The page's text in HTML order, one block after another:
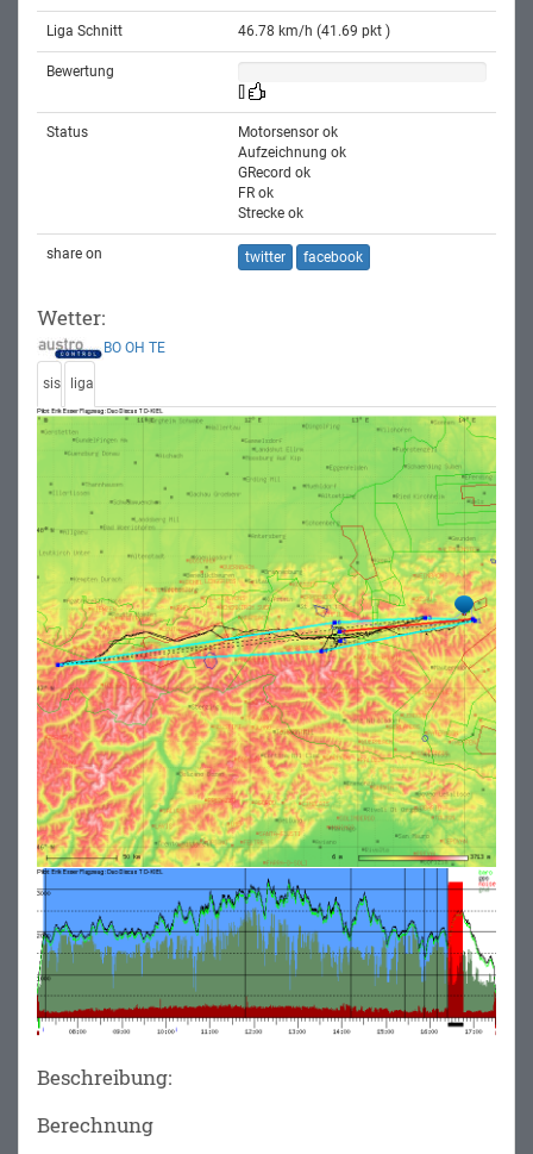
Liga Schnitt 46.78 km/h (41.69 pkt )
Bewertung
Status
Motorsensor ok
Aufzeichnung ok
GRecord ok
FR ok
Strecke ok
share on twitter facebook
Wetter:
BO OH TE
sis liga
Beschreibung:
Berechnung